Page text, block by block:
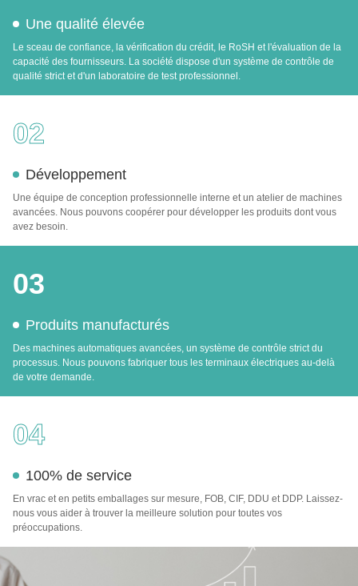
Une qualité élevée
Le sceau de confiance, la vérification du crédit, le RoSH et l'évaluation de la
capacité des fournisseurs. La société dispose d'un système de contrôle de
qualité strict et d'un laboratoire de test professionnel.
02
Développement
Une équipe de conception professionnelle interne et un atelier de machines
avancées. Nous pouvons coopérer pour développer les produits dont vous
avez besoin.
03
Produits manufacturés
Des machines automatiques avancées, un système de contrôle strict du
processus. Nous pouvons fabriquer tous les terminaux électriques au-delà
de votre demande.
04
100% de service
En vrac et en petits emballages sur mesure, FOB, CIF, DDU et DDP. Laissez-
nous vous aider à trouver la meilleure solution pour toutes vos
préoccupations.